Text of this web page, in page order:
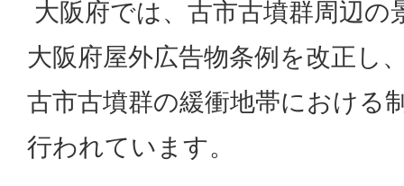
大阪府では、古市古墳群周辺の
大阪府屋外広告物条例を改正し
古市古墳群の緩衝地帯における
行われています。